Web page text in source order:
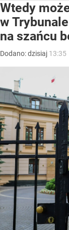
Wtedy
w
na szańcu
Dodano:dzisiaj 13:35